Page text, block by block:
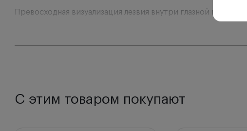
Превосходная визуализация лезвия внутри глазной камеры
С этим товаром покупают